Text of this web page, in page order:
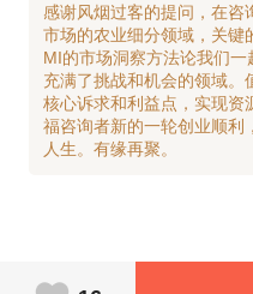
感谢风烟过客的提问，在咨
市场的农业细分领域，关键
MI的市场洞察方法论我们
充满了挑战和机会的领域。
核心诉求和利益点，实现资
福咨询者新的一轮创业顺利